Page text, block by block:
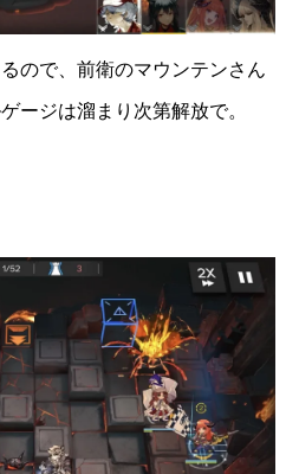
ので、前衛のマウンテンさん
ージは溜まり次第解放で。